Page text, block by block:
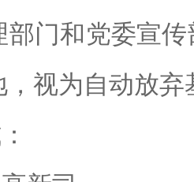
部门和党委宣
视为自动放弃